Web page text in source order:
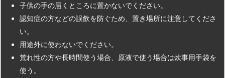
子供の手の届くところに置かないでください。
認知症の方などの誤飲を防ぐため、置き場所に注意してくださ
い。
用途外に使わないでください。
荒れ性の方や長時間使う場合、原液で使う場合は炊事用手袋を
使う。